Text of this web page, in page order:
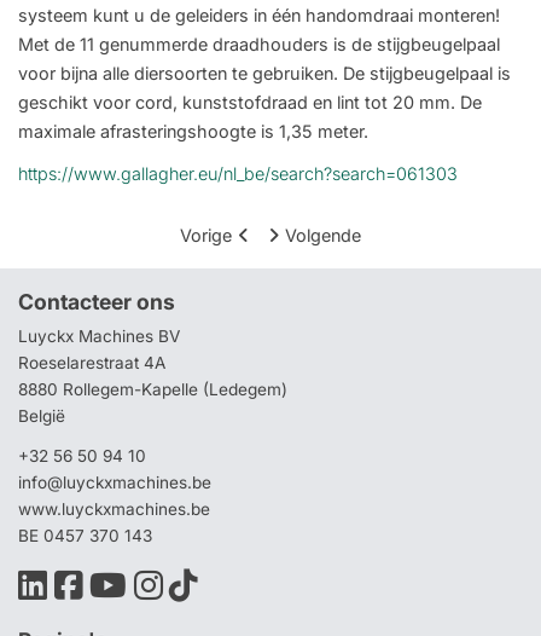
systeem kunt u de geleiders in één handomdraai monteren!
Met de 11 genummerde draadhouders is de stijgbeugelpaal
voor bijna alle diersoorten te gebruiken. De stijgbeugelpaal is
geschikt voor cord, kunststofdraad en lint tot 20 mm. De
maximale afrasteringshoogte is 1,35 meter.
https://www.gallagher.eu/nl_be/search?search=061303
Vorige Volgende
Contacteer ons
Luyckx Machines BV
Roeselarestraat 4A
8880 Rollegem-Kapelle (Ledegem)
België
+32 56 50 94 10
info@luyckxmachines.be
www.luyckxmachines.be
BE 0457 370 143